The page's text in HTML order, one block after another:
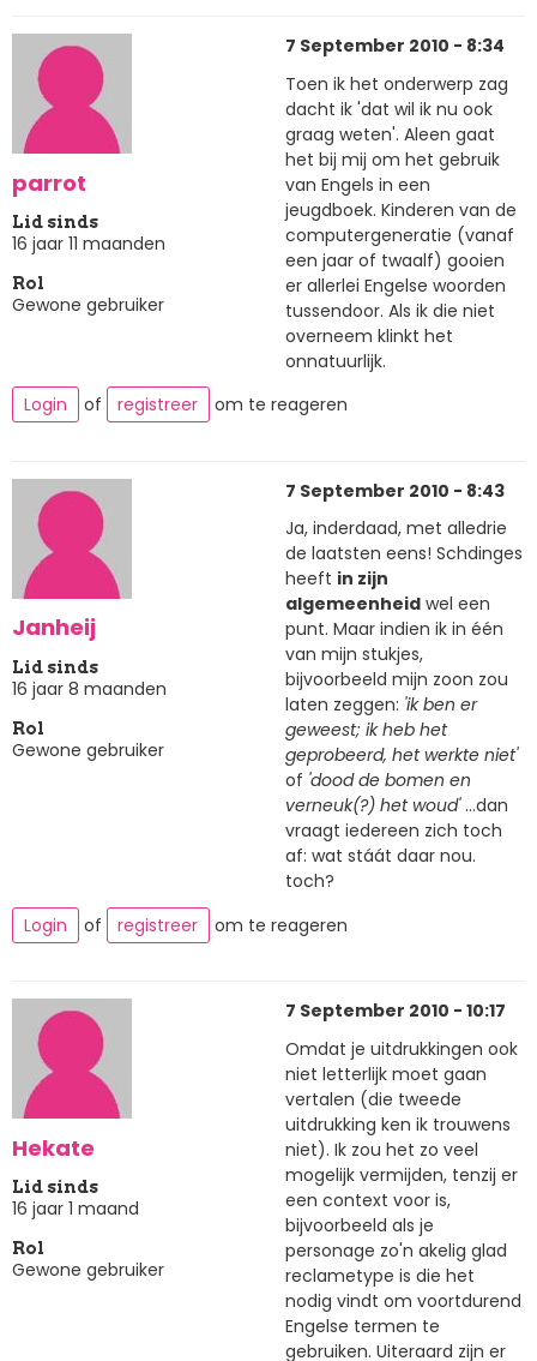
parrot
Lid sinds
16 jaar 11 maanden
Rol
Gewone gebruiker
7 September 2010 - 8:34
Toen ik het onderwerp zag
dacht ik 'dat wil ik nu ook
graag weten'. Aleen gaat
het bij mij om het gebruik
van Engels in een
jeugdboek. Kinderen van de
computergeneratie (vanaf
een jaar of twaalf) gooien
er allerlei Engelse woorden
tussendoor. Als ik die niet
overneem klinkt het
onnatuurlijk.
Login
of registreer om te reageren
Janheij
Lid sinds
16 jaar 8 maanden
Rol
Gewone gebruiker
7 September 2010 - 8:43
Ja, inderdaad, met alledrie
de laatsten eens! Schdinges
heeft in zijn
algemeenheid wel een
punt. Maar indien ik in één
van mijn stukjes,
bijvoorbeeld mijn zoon zou
laten zeggen: 'ik ben er
geweest; ik heb het
geprobeerd, het werkte niet'
of 'dood de bomen en
verneuk(?) het woud'...dan
vraagt iedereen zich toch
af: wat stáát daar nou.
toch?
Login
of registreer om te reageren
Hekate
Lid sinds
16 jaar 1 maand
Rol
Gewone gebruiker
7 September 2010 - 10:17
Omdat je uitdrukkingen ook
niet letterlijk moet gaan
vertalen (die tweede
uitdrukking ken ik trouwens
niet). Ik zou het zo veel
mogelijk vermijden, tenzij er
een context voor is,
bijvoorbeeld als je
personage zo'n akelig glad
reclametype is die het
nodig vindt om voortdurend
Engelse termen te
gebruiken. Uiteraard zijn er